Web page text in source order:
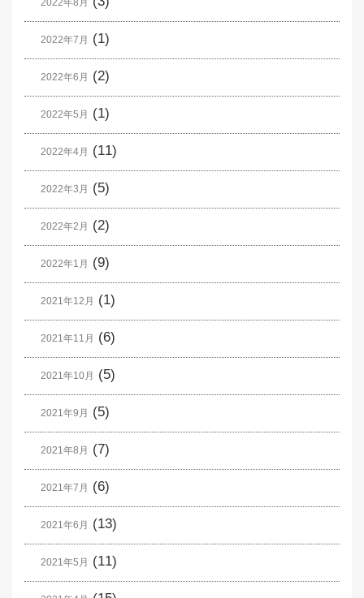
2022年8月
2022年7月 (1)
2022年6月 (2)
2022年5月 (1)
2022年4月 (11)
2022年3月 (5)
2022年2月 (2)
2022年1月 (9)
2021年12月 (1)
2021年11月 (6)
2021年10月 (5)
2021年9月 (5)
2021年8月 (7)
2021年7月 (6)
2021年6月 (13)
2021年5月 (11)